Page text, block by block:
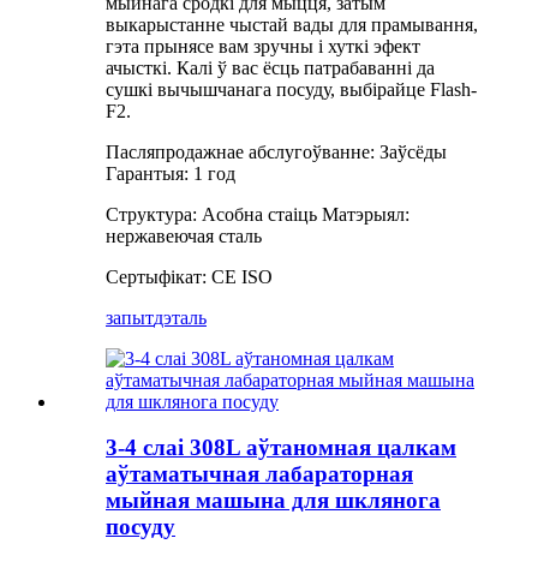
выкарыстанне чыстай вады для прамывання,
гэта прынясе вам зручны і хуткі эфект
ачысткі. Калі ў вас ёсць патрабаванні да
сушкі вычышчанага посуду, выбірайце Flash-
F2.
Пасляпродажнае абслугоўванне: Заўсёды
Гарантыя: 1 год
Структура: Асобна стаіць Матэрыял:
нержавеючая сталь
Сертыфікат: CE ISO
запытдэталь
3-4 слаі 308L аўтаномная цалкам
аўтаматычная лабараторная
мыйная машына для шклянога
посуду